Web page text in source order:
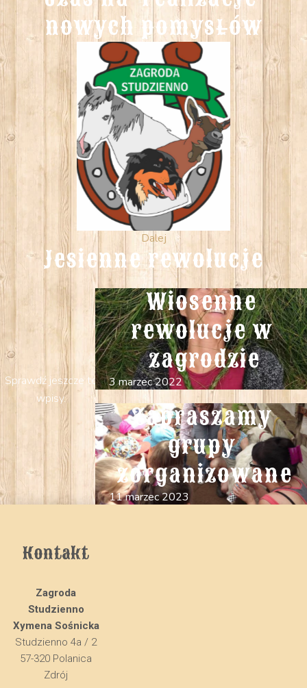
nowych pomysłów
Dalej
Jesienne rewolucje
Sprawdź jeszcze te
wpisy.
Wiosenne
rewolucje w
zagrodzie
3 marzec 2022
Zapraszamy
grupy
zorganizowane
11 marzec 2023
Kontakt
Zagroda
Studzienno
Xymena Sośnicka
Studzienno 4a / 2
57-320 Polanica
Zdrój